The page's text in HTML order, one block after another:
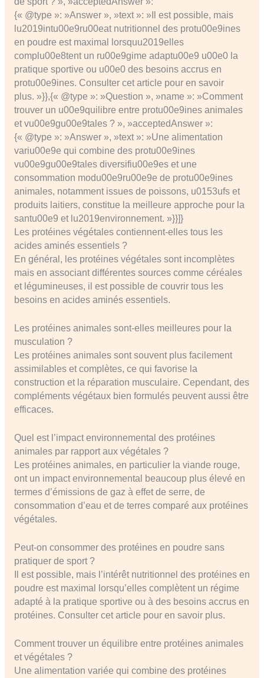
{« @type »: »Answer », »text »: »Il est possible, mais
lu2019intu00e9ru00eat nutritionnel des protu00e9ines
en poudre est maximal lorsquu2019elles
complu00e8tent un ru00e9gime adaptu00e9 u00e0 la
pratique sportive ou u00e0 des besoins accrus en
protu00e9ines. Consulter cet article pour en savoir
plus. »}},{« @type »: »Question », »name »: »Comment
trouver un u00e9quilibre entre protu00e9ines animales
et vu00e9gu00e9tales ? », »acceptedAnswer »:
{« @type »: »Answer », »text »: »Une alimentation
variu00e9e qui combine des protu00e9ines
vu00e9gu00e9tales diversifiu00e9es et une
consommation modu00e9ru00e9e de protu00e9ines
animales, notamment issues de poissons, u0153ufs et
produits laitiers, constitue la meilleure approche pour la
santu00e9 et lu2019environnement. »}}]}
Les protéines végétales contiennent-elles tous les
acides aminés essentiels ?
En général, les protéines végétales sont incomplètes
mais en associant différentes sources comme céréales
et légumineuses, il est possible de couvrir tous les
besoins en acides aminés essentiels.
Les protéines animales sont-elles meilleures pour la
musculation ?
Les protéines animales sont souvent plus facilement
assimilables et complètes, ce qui favorise la
construction et la réparation musculaire. Cependant, des
compléments végétaux bien formulés peuvent aussi être
efficaces.
Quel est l’impact environnemental des protéines
animales par rapport aux végétales ?
Les protéines animales, en particulier la viande rouge,
ont un impact environnemental beaucoup plus élevé en
termes d’émissions de gaz à effet de serre, de
consommation d’eau et de terres comparé aux protéines
végétales.
Peut-on consommer des protéines en poudre sans
pratiquer de sport ?
Il est possible, mais l’intérêt nutritionnel des protéines en
poudre est maximal lorsqu’elles complètent un régime
adapté à la pratique sportive ou à des besoins accrus en
protéines. Consulter cet article pour en savoir plus.
Comment trouver un équilibre entre protéines animales
et végétales ?
Une alimentation variée qui combine des protéines